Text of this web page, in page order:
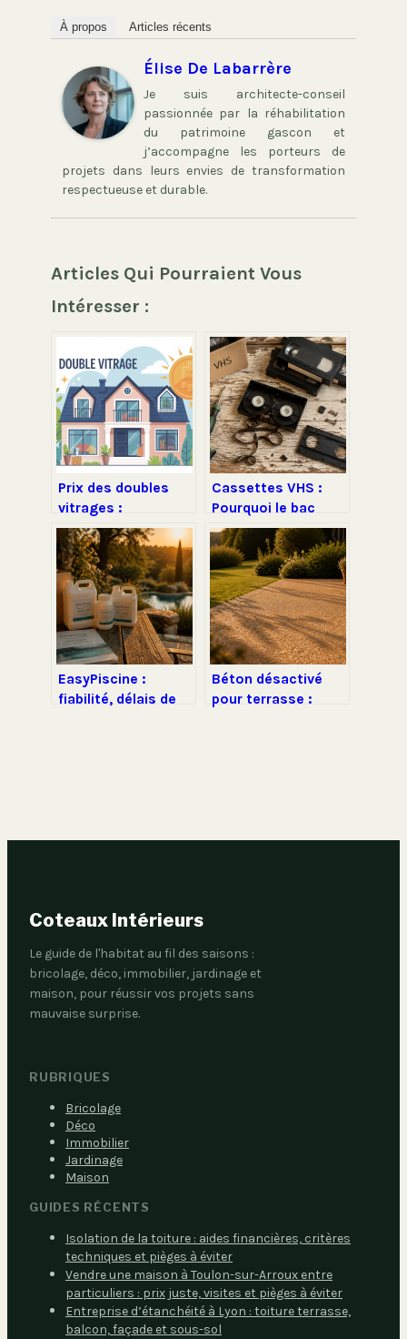
À propos Articles récents
Élise De Labarrère
Je suis architecte-conseil
passionnée par la réhabilitation
du patrimoine gascon et
j’accompagne les porteurs de
projets dans leurs envies de transformation
respectueuse et durable.
Articles Qui Pourraient Vous
Intéresser :
Prix des doubles
vitrages :
fourchettes,
exemples et vrais
coûts à prévoir
Cassettes VHS :
Pourquoi le bac
jaune est un piège
et comment les
recycler
durablement
EasyPiscine :
fiabilité, délais de
Béton désactivé
pour terrasse :
Coteaux Intérieurs
Le guide de l'habitat au fil des saisons :
bricolage, déco, immobilier, jardinage et
maison, pour réussir vos projets sans
mauvaise surprise.
RUBRIQUES
Bricolage
Déco
Immobilier
Jardinage
Maison
GUIDES RÉCENTS
Isolation de la toiture : aides financières, critères
techniques et pièges à éviter
Vendre une maison à Toulon-sur-Arroux entre
particuliers : prix juste, visites et pièges à éviter
Entreprise d’étanchéité à Lyon : toiture terrasse,
balcon, façade et sous-sol